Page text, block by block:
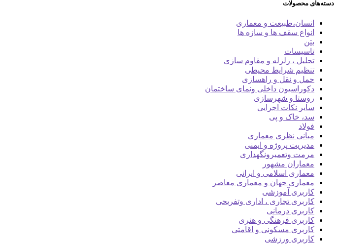
دسته‌های محصولات
انسان،طبیعت و معماری
انواع سقف ها و سازه ها
بتن
تاسیسات
تحلیل ، زلزله و مقاوم سازی
تنظیم شرایط محیطی
حمل و نقل و راهسازی
دکوراسیون داخلی ونمای ساختمان
روستا و شهرسازی
سایر نکات اجرایی
سد، خاک و پی
فولاد
مبانی نظری معماری
مدیریت پروژه و ایمنی
مرمت وتعمیرونگهداری
معماران مشهور
معماری اسلامی و ایرانی
معماری جهان و معماری معاصر
کاربری آموزشی
کاربری تجاری ، اداری وتفریحی
کاربری درمانی
کاربری فرهنگی و هنری
کاربری مسکونی و اقامتی
کاربری ورزشی